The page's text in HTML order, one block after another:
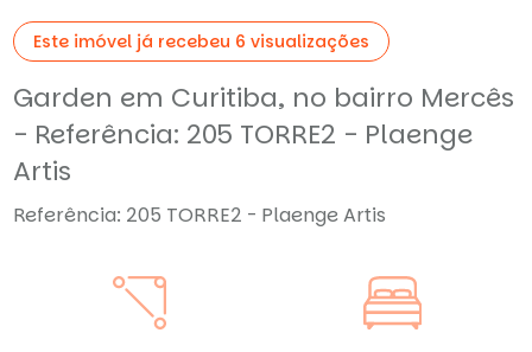
Este imóvel já recebeu 6 visualizações
Garden em Curitiba, no bairro Mercês
- Referência: 205 TORRE2 - Plaenge
Artis
Referência: 205 TORRE2 - Plaenge Artis